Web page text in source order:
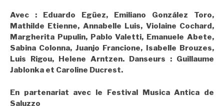
Avec : Eduardo Egüez, Emiliano González Toro,
Mathilde Etienne, Annabelle Luis, Violaine Cochard,
Margherita Pupulin, Pablo Valetti, Emanuele Abete,
Sabina Colonna, Juanjo Francione, Isabelle Brouzes,
Luis Rigou, Helene Arntzen. Danseurs : Guillaume
Jablonka et Caroline Ducrest.
En partenariat avec le Festival Musica Antica de
Saluzzo